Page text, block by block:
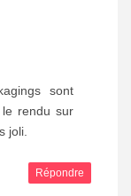
sont
le rendu sur
joli.
Répondre